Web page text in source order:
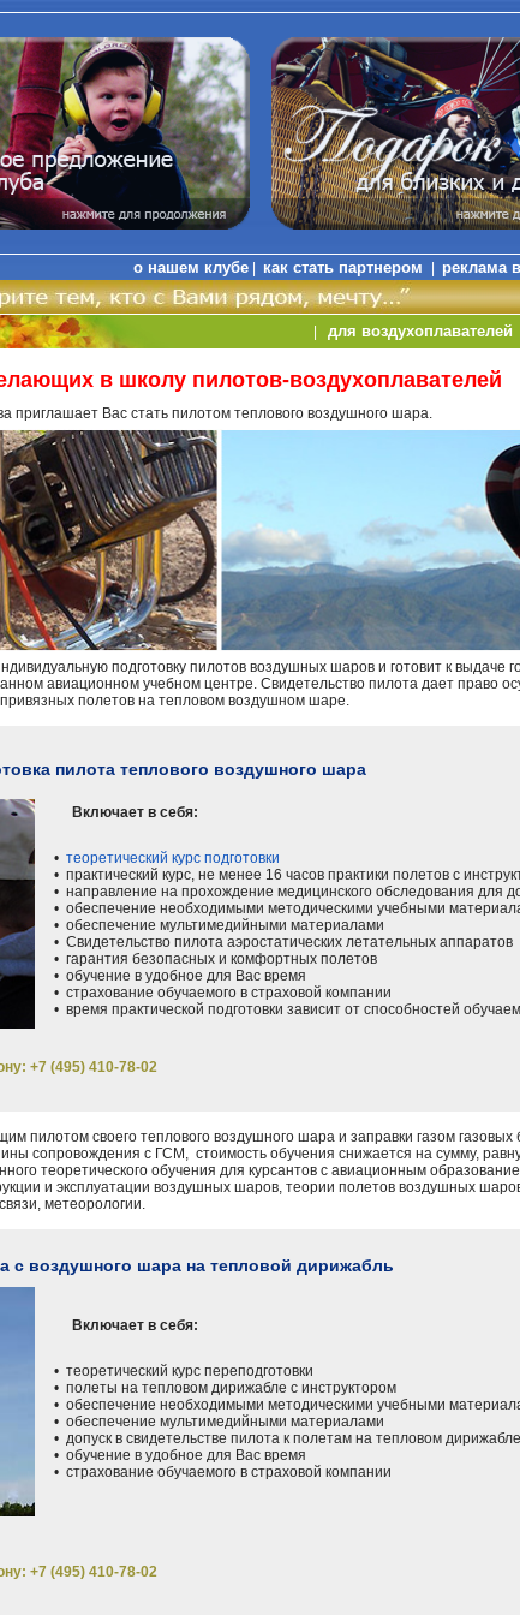
о нашем клубе как стать партнером реклама
для воздухоплавателей
в школу пилотов-воздухоплавателей
приглашает Вас стать пилотом теплового воздушного шара.
подготовку пилотов воздушных шаров и готовит к выдаче
авиационном учебном центре. Свидетельство пилота дает право
полетов на тепловом воздушном шаре.
пилота теплового воздушного шара
Включает в себя:
• теоретический курс подготовки
• практический курс, не менее 16 часов практики полетов с
• направление на прохождение медицинского обследования для
• обеспечение необходимыми методическими учебными
• обеспечение мультимедийными материалами
• Свидетельство пилота аэростатических летательных аппаратов
• гарантия безопасных и комфортных полетов
• обучение в удобное для Вас время
• страхование обучаемого в страховой компании
• время практической подготовки зависит от способностей
+7 (495) 410-78-02
пилотом своего теплового воздушного шара и заправки газом
сопровождения с ГСМ, стоимость обучения снижается на сумму,
теоретического обучения для курсантов с авиационным
и эксплуатации воздушных шаров, теории полетов воздушных
метеорологии.
с воздушного шара на тепловой дирижабль
Включает в себя:
• теоретический курс переподготовки
• полеты на тепловом дирижабле с инструктором
• обеспечение необходимыми методическими учебными
• обеспечение мультимедийными материалами
• допуск в свидетельстве пилота к полетам на тепловом дирижабле
• обучение в удобное для Вас время
• страхование обучаемого в страховой компании
+7 (495) 410-78-02